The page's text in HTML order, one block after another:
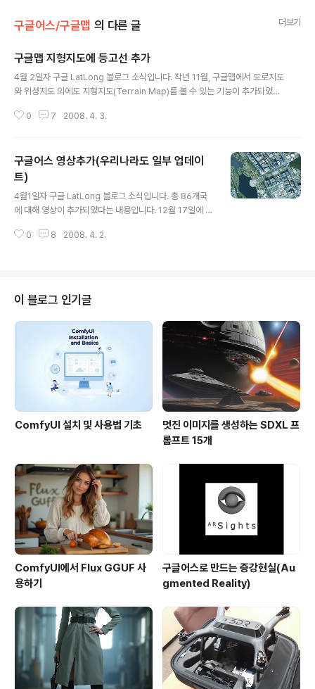
구글어스/구글맵 의 다른 글 더보기
구글맵 지형지도에 등고선 추가
4월 2일자 구글 LatLong 블로그 소식입니다. 작년 11월, 구글맵에서 도로지도
와 위성지도 외에도 지형지도(Terrain Map)를 볼 수 있는 기능이 추가되었습
등고선이 추가되었다는 내용입니다. 음영기복도란 국토지리정보원 측량 및 GI
를 음영기복도라 한다.간단히 말하자면, 지형을 그림자가 진한지 연한지로 표현
한 지도라고 할 수 있습니다. 어쨌든 이렇게 지형지도에 등고선이 추가되었다고
하니, 우리나라 지역도 확인해 봐야겠죠? 그래서... 아래에 지형지도로 표현한
백두산을 삽입하..
0 7 2008. 4. 3.
구글어스 영상추가(우리나라도 일부 업데이
트)
4월1일자 구글 LatLong 블로그 소식입니다. 총 86개국
에 대해 영상이 추가되었다는 내용입니다. 12월 17일에 영
데, 요즘 들어 자주 구글어스 영상이 추가되는 듯한 느낌입
라 지역 영상이 업데이트 되었는지는 확인해 봐야죠. 그래
서 먼저, 제가 예전에 올린 구글어스에서 영상이 추가된 지
역을 확인하는 방법을 통해 확인해 보았더니, 아래 그림과
같이 대구쪽에 고해상도 영상이 업데이트 되었네요. 이와
는 별도로, 디씨인사이드 구글어스 갤러리에서 고양시 인
근 및 의정부시 일대가 업..
0 8 2008. 4. 2.
이 블로그 인기글
ComfyUI 설치 및 사용법 기초
멋진 이미지를 생성하는 SDXL 프
롬프트 15개
ComfyUI에서 Flux GGUF 사
용하기
구글어스로 만드는 증강현실(Au
gmented Reality)